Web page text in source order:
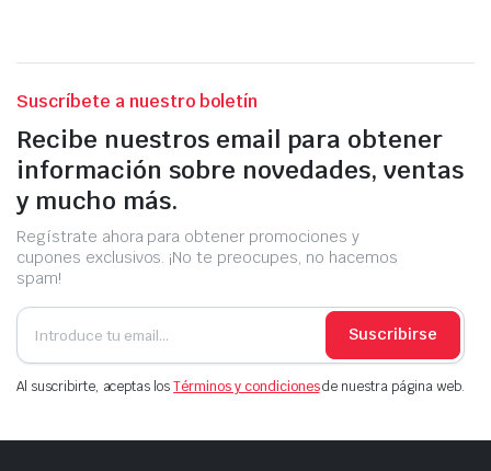
Suscríbete a nuestro boletín
Recibe nuestros email para obtener
información sobre novedades, ventas
y mucho más.
Regístrate ahora para obtener promociones y
cupones exclusivos. ¡No te preocupes, no hacemos
spam!
Suscribirse
Al suscribirte, aceptas losTérminos y condicionesde nuestra página web.